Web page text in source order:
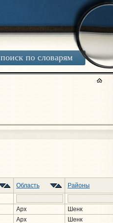
поиск по словарям
Область Районы
Арх
Шенк
Арх
Шенк